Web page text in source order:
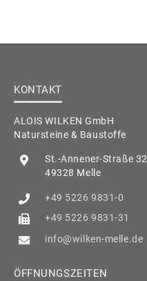
KONTAKT
ALOIS WILKEN GmbH
Natursteine & Baustoffe
St.-Annener-Straße 32
49328 Melle
+49 5226 9831-0
+49 5226 9831-31
info@wilken-melle.de
ÖFFNUNGSZEITEN